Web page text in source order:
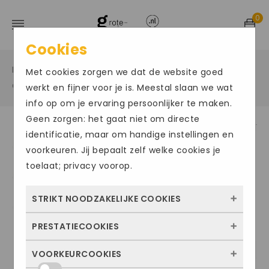
0
Home / Grote maten sportschoenen /
Grote maat zaalschoenen /
Size Chart
Cookies
Met cookies zorgen we dat de website goed
werkt en fijner voor je is. Meestal slaan we wat
info op om je ervaring persoonlijker te maken.
Geen zorgen: het gaat niet om directe
identificatie, maar om handige instellingen en
voorkeuren. Jij bepaalt zelf welke cookies je
toelaat; privacy voorop.
STRIKT NOODZAKELIJKE COOKIES
Deze cookies zorgen ervoor dat de website
kunnen niet worden uitgezet. Meestal
PRESTATIECOOKIES
Met deze cookies zien we hoe vaak onze
VOORKEURCOOKIES